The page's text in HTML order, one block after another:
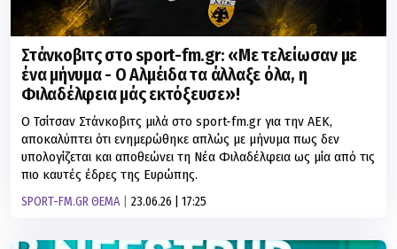
Στάνκοβιτς στο sport-fm.gr: «Με τελείωσαν με
ένα μήνυμα - Ο Αλμέιδα τα άλλαξε όλα, η
Φιλαδέλφεια μάς εκτόξευσε»!
Ο Τσίτσαν Στάνκοβιτς μιλά στο sport-fm.gr για την ΑΕΚ,
αποκαλύπτει ότι ενημερώθηκε απλώς με μήνυμα πως δεν
υπολογίζεται και αποθεώνει τη Νέα Φιλαδέλφεια ως μία από τις
πιο καυτές έδρες της Ευρώπης.
SPORT-FM.GR ΘΕΜΑ 23.06.26 | 17:25